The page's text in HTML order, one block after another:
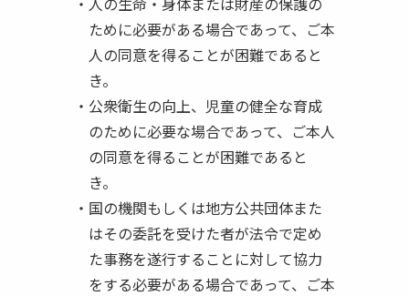
ために必要がある場合であって、ご本
人の同意を得ることが困難であると
き。
公衆衛生の向上、児童の健全な育成
のために必要な場合であって、ご本人
の同意を得ることが困難であると
き。
国の機関もしくは地方公共団体また
はその委託を受けた者が法令で定め
た事務を遂行することに対して協力
をする必要がある場合であって、ご本